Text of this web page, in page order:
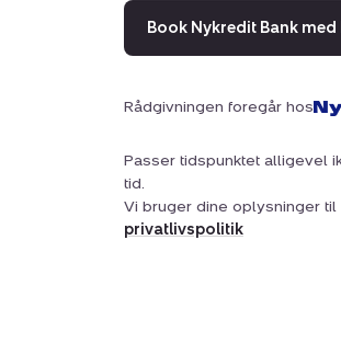
Book Nykredit Bank med
Rådgivningen foregår hos
Passer tidspunktet alligevel
tid.
Vi bruger dine oplysninger
privatlivspolitik